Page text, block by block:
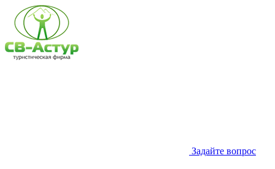
Задайте вопрос